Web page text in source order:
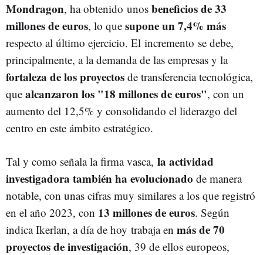
Mondragon, ha obtenido unos beneficios de 33
millones de euros, lo que supone un 7,4% más
respecto al último ejercicio. El incremento se debe,
principalmente, a la demanda de las empresas y la
fortaleza de los proyectos de transferencia tecnológica,
que alcanzaron los "18 millones de euros", con un
aumento del 12,5% y consolidando el liderazgo del
centro en este ámbito estratégico.
Tal y como señala la firma vasca, la actividad
investigadora también ha evolucionado de manera
notable, con unas cifras muy similares a los que registró
en el año 2023, con 13 millones de euros. Según
indica Ikerlan, a día de hoy trabaja en más de 70
proyectos de investigación, 39 de ellos europeos,